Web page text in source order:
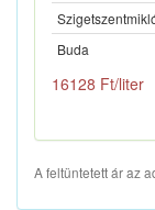
Buda
16128 Ft/liter
A feltüntetett ár az